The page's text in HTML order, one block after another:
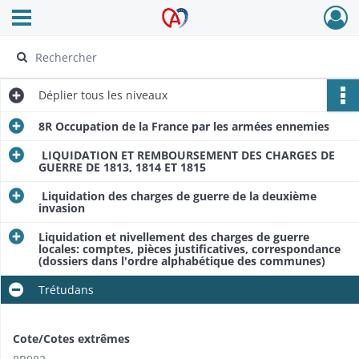
Archives Alsace - Colmar
Ouvrir le menu déroulant
Déplier tous les niveaux
8R Occupation de la France par les armées ennemies
LIQUIDATION ET REMBOURSEMENT DES CHARGES DE
GUERRE DE 1813, 1814 ET 1815
Liquidation des charges de guerre de la deuxième
invasion
Liquidation et nivellement des charges de guerre
locales: comptes, pièces justificatives, correspondance
(dossiers dans l'ordre alphabétique des communes)
Trétudans
Cote/Cotes extrêmes